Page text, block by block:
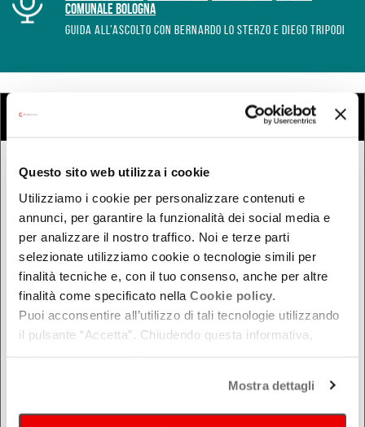
Questo sito web utilizza i cookie
Utilizziamo i cookie per personalizzare contenuti e
annunci, per garantire la funzionalità dei social media e
per analizzare il nostro traffico. Noi e terze parti
selezionate utilizziamo cookie o tecnologie simili per
finalità tecniche e, con il tuo consenso, anche per altre
finalità come specificato nella Cookie policy.
Puoi acconsentire all’utilizzo di tali tecnologie utilizzando
il pulsante “Accetta”. Chiudendo questa informativa,
Mostra dettagli
Comunale Bologna
GUIDA ALL’ASCOLTO CON BERNARDO LO STERZO E DIEGO TRIPODI
Cerca eventi
QUANDO
Oggi
Da oggi in poi
Nel week-end
dal - al
DOVE